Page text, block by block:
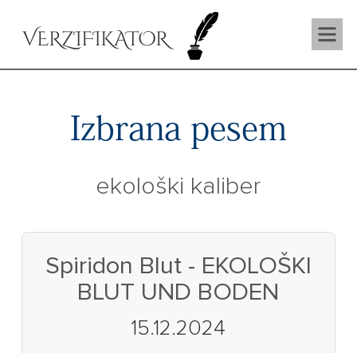
VERZIFIKATOR
Izbrana pesem
ekološki kaliber
Spiridon Blut - EKOLOŠKI
BLUT UND BODEN
15.12.2024